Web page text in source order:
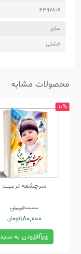
۴۳۹۷۸۰۶
سایز
خشتی
محصولات مشابه
10%
سرچشمه تربیت
200,000تومان
180,000تومان
افزودن به سبد